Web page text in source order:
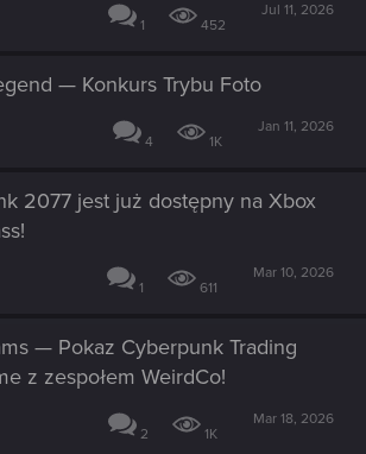
1 452
Jul 11, 2026
— Konkurs Trybu Foto
4 1K
Jan 11, 2026
2077 jest już dostępny na Xbox
1 611
Mar 10, 2026
— Pokaz Cyberpunk Trading
z zespołem WeirdCo!
2 1K
Mar 18, 2026